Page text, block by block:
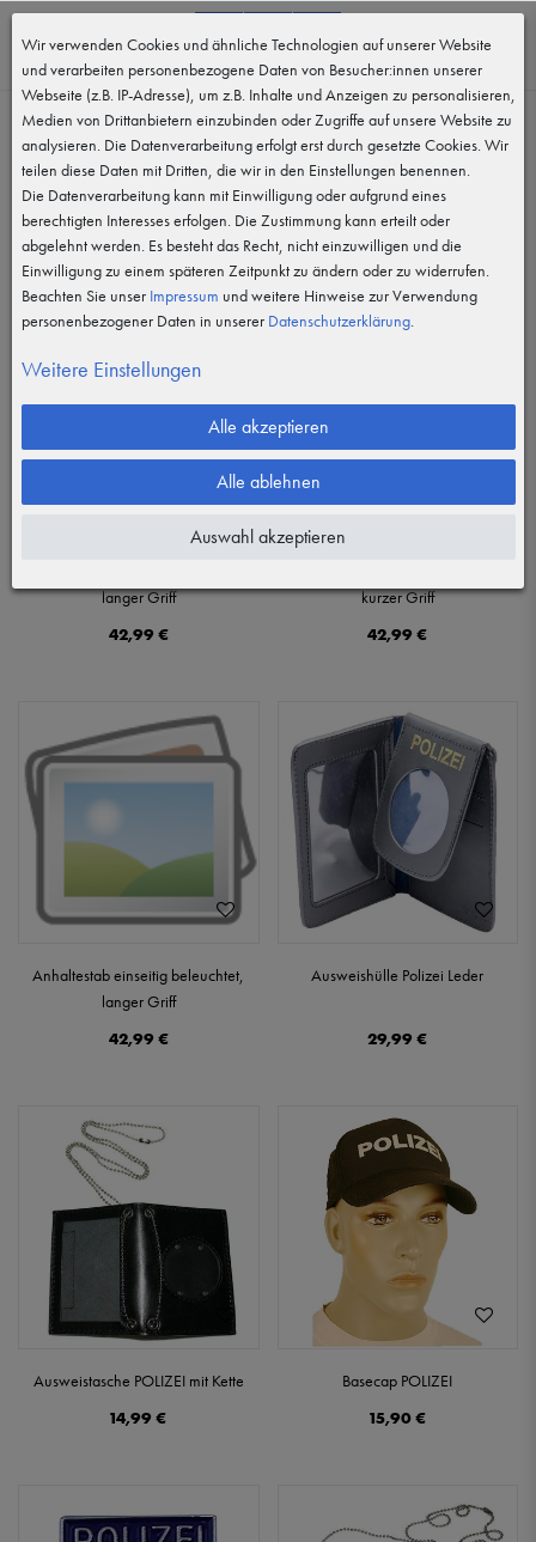
MENÜ
Behördenausstattung
Filter
langer Griff
42,99 €
kurzer Griff
42,99 €
Anhaltestab einseitig beleuchtet,
langer Griff
42,99 €
Ausweishülle Polizei Leder
29,99 €
Ausweistasche POLIZEI mit Kette
14,99 €
Basecap POLIZEI
15,90 €
Wir verwenden Cookies und ähnliche Technologien auf unserer Website
und verarbeiten personenbezogene Daten von Besucher:innen unserer
Webseite (z.B. IP-Adresse), um z.B. Inhalte und Anzeigen zu personalisieren,
Medien von Drittanbietern einzubinden oder Zugriffe auf unsere Website zu
analysieren. Die Datenverarbeitung erfolgt erst durch gesetzte Cookies. Wir
teilen diese Daten mit Dritten, die wir in den Einstellungen benennen.
Die Datenverarbeitung kann mit Einwilligung oder aufgrund eines
berechtigten Interesses erfolgen. Die Zustimmung kann erteilt oder
abgelehnt werden. Es besteht das Recht, nicht einzuwilligen und die
Einwilligung zu einem späteren Zeitpunkt zu ändern oder zu widerrufen.
Beachten Sie unser Impressum und weitere Hinweise zur Verwendung
personenbezogener Daten in unserer Daten­schutz­erklärung.
Weitere Einstellungen
Alle akzeptieren
Alle ablehnen
Auswahl akzeptieren